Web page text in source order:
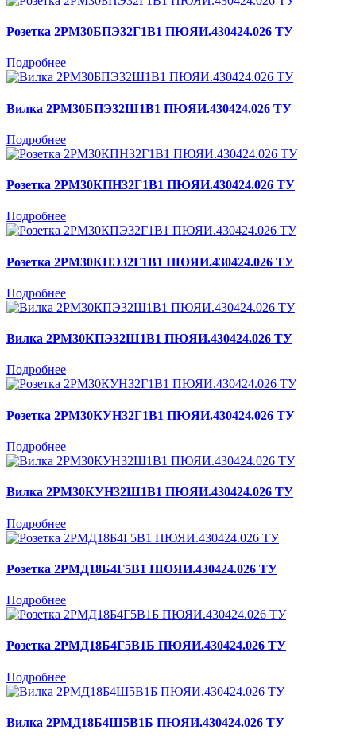
Розетка 2РМ30БПЭ32Г1В1 ПЮЯИ.430424.026 ТУ
Подробнее
Вилка 2РМ30БПЭ32Ш1В1 ПЮЯИ.430424.026 ТУ
Подробнее
Розетка 2РМ30КПН32Г1В1 ПЮЯИ.430424.026 ТУ
Подробнее
Розетка 2РМ30КПЭ32Г1В1 ПЮЯИ.430424.026 ТУ
Подробнее
Вилка 2РМ30КПЭ32Ш1В1 ПЮЯИ.430424.026 ТУ
Подробнее
Розетка 2РМ30КУН32Г1В1 ПЮЯИ.430424.026 ТУ
Подробнее
Вилка 2РМ30КУН32Ш1В1 ПЮЯИ.430424.026 ТУ
Подробнее
Розетка 2РМД18Б4Г5В1 ПЮЯИ.430424.026 ТУ
Подробнее
Розетка 2РМД18Б4Г5В1Б ПЮЯИ.430424.026 ТУ
Подробнее
Вилка 2РМД18Б4Ш5В1Б ПЮЯИ.430424.026 ТУ